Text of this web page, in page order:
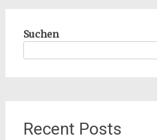
Suchen
Recent Posts